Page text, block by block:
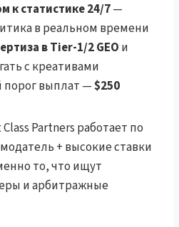
к статистике 24/7—
в реальном времени
в Tier-1/2 GEO и
с креативами
выплат —$250
Partners работает по
+ высокие ставки
то, что ищут
и арбитражные